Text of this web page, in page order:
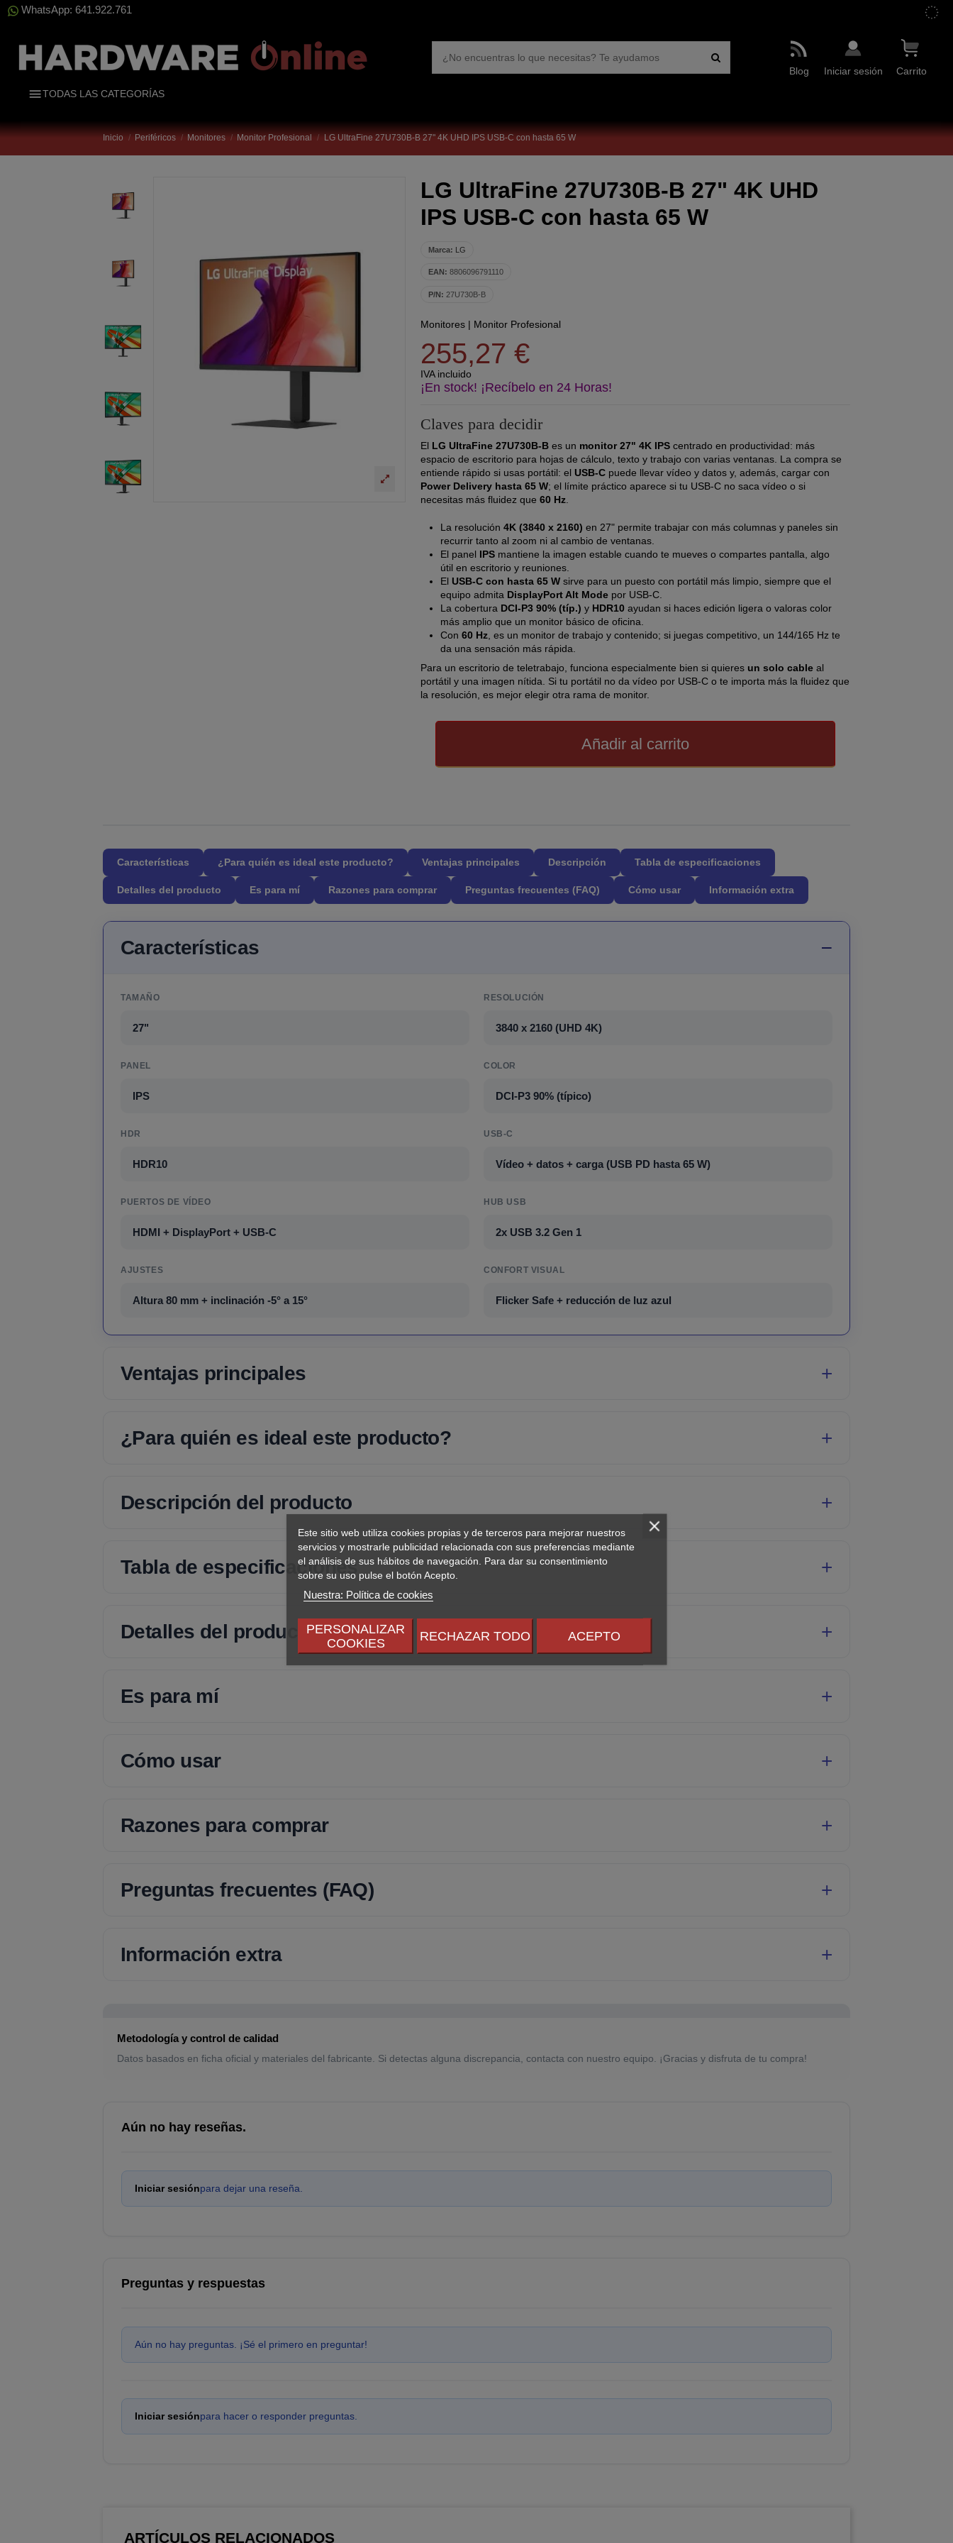
WhatsApp: 641.922.761
Blog Iniciar sesión Carrito
Este sitio web utiliza cookies propias y de terceros para mejorar nuestros
servicios y mostrarle publicidad relacionada con sus preferencias mediante
el análisis de sus hábitos de navegación. Para dar su consentimiento
sobre su uso pulse el botón Acepto.
Nuestra: Política de cookies
PERSONALIZAR
COOKIES
RECHAZAR TODO ACEPTO
TODAS LAS CATEGORÍAS
Inicio Periféricos Monitores Monitor Profesional LG UltraFine 27U730B-B 27" 4K UHD IPS USB-C con hasta 65 W
LG UltraFine 27U730B-B 27" 4K UHD
IPS USB-C con hasta 65 W
Marca: LG
EAN: 8806096791110
P/N: 27U730B-B
Monitores| Monitor Profesional
255,27 €
IVA incluido
¡En stock! ¡Recíbelo en 24 Horas!
Claves para decidir
El LG UltraFine 27U730B-Bes un monitor 27" 4K IPScentrado en productividad: más
espacio de escritorio para hojas de cálculo, texto y trabajo con varias ventanas. La compra se
entiende rápido si usas portátil: el USB-Cpuede llevar vídeo y datos y, además, cargar con
Power Delivery hasta 65 W; el límite práctico aparece si tu USB-C no saca vídeo o si
necesitas más fluidez que 60 Hz.
La resolución 4K (3840 x 2160) en 27" permite trabajar con más columnas y paneles sin
recurrir tanto al zoom ni al cambio de ventanas.
El panel IPSmantiene la imagen estable cuando te mueves o compartes pantalla, algo
útil en escritorio y reuniones.
El USB-C con hasta 65 Wsirve para un puesto con portátil más limpio, siempre que el
equipo admita DisplayPort Alt Modepor USB-C.
La cobertura DCI-P3 90% (típ.) y HDR10ayudan si haces edición ligera o valoras color
más amplio que un monitor básico de oficina.
Con 60 Hz, es un monitor de trabajo y contenido; si juegas competitivo, un 144/165 Hz te
da una sensación más rápida.
Para un escritorio de teletrabajo, funciona especialmente bien si quieres un solo cableal
portátil y una imagen nítida. Si tu portátil no da vídeo por USB-C o te importa más la fluidez que
la resolución, es mejor elegir otra rama de monitor.
Añadir al carrito
Características ¿Para quién es ideal este producto? Ventajas principales Descripción Tabla de especificaciones
Detalles del producto Es para mí Razones para comprar Preguntas frecuentes (FAQ) Cómo usar Información extra
Características
TAMAÑO
27"
RESOLUCIÓN
3840 x 2160 (UHD 4K)
PANEL
IPS
COLOR
DCI-P3 90% (típico)
HDR
HDR10
USB-C
Vídeo + datos + carga (USB PD hasta 65 W)
PUERTOS DE VÍDEO
HDMI + DisplayPort + USB-C
HUB USB
2x USB 3.2 Gen 1
AJUSTES
Altura 80 mm + inclinación -5° a 15°
CONFORT VISUAL
Flicker Safe + reducción de luz azul
Ventajas principales
¿Para quién es ideal este producto?
Descripción del producto
Tabla de especificaciones
Detalles del producto
Es para mí
Cómo usar
Razones para comprar
Preguntas frecuentes (FAQ)
Información extra
Metodología y control de calidad
Datos basados en ficha oficial y materiales del fabricante. Si detectas alguna discrepancia, contacta con nuestro equipo. ¡Gracias y disfruta de tu compra!
Aún no hay reseñas.
Iniciar sesiónpara dejar una reseña.
Preguntas y respuestas
Aún no hay preguntas. ¡Sé el primero en preguntar!
Iniciar sesiónpara hacer o responder preguntas.
ARTÍCULOS RELACIONADOS